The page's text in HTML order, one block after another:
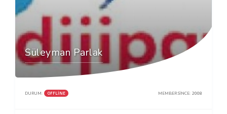
Süleyman Parlak
DURUM: OFFLINE MEMBER SINCE: 2008